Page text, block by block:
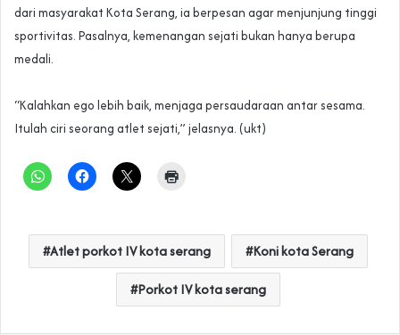
dari masyarakat Kota Serang, ia berpesan agar menjunjung tinggi
sportivitas. Pasalnya, kemenangan sejati bukan hanya berupa
medali.
‎“Kalahkan ego lebih baik, menjaga persaudaraan antar sesama.
Itulah ciri seorang atlet sejati,” jelasnya. (ukt)
Atlet porkot IV kota serang Koni kota Serang
Porkot IV kota serang